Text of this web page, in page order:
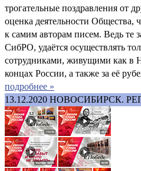
трогательные поздравления от
оценка деятельности Общества,
к самим авторам писем. Ведь те
СибРО, удаётся осуществлять
сотрудниками, живущими как в
концах России, а также за её
подробнее »
13.12.2020 НОВОСИБИРСК.